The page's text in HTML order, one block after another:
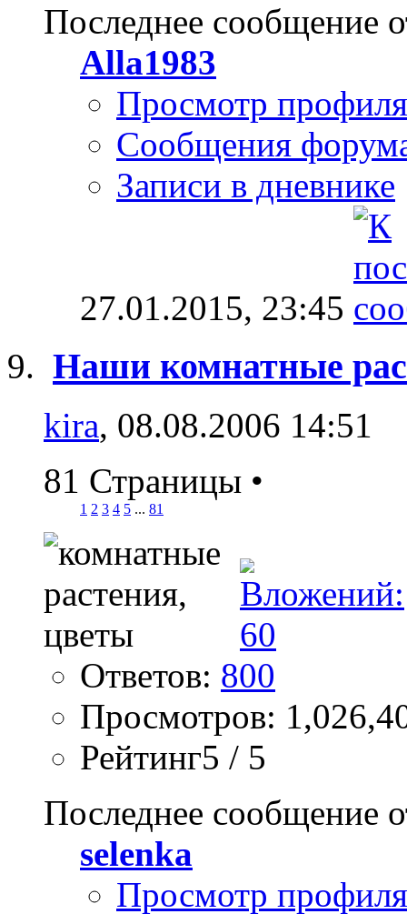
Последнее сообщение
Alla1983
Просмотр профиля
Сообщения
Записи в дневнике
27.01.2015, 23:45
Наши комнатные
kira, 08.08.2006 14:51
81 Страницы •
1 2 3 4 5 ... 81
Ответов: 800
Просмотров:
Рейтинг5 / 5
Последнее сообщение
selenka
Просмотр профиля